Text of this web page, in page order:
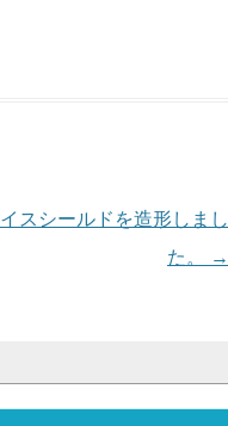
スシールドを造形しまし
た。
→